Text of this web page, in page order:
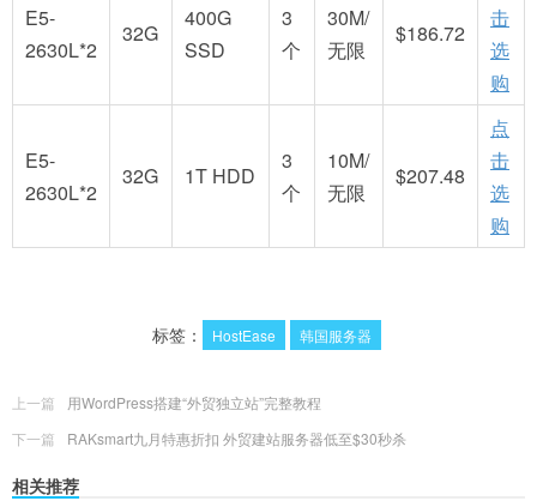
E5-
2630L*2
32G
400G
SSD
3
个
30M/
无限
$186.72
击
选
购
E5-
2630L*2
32G 1T HDD
3
个
10M/
无限
$207.48
点
击
选
购
标签： HostEase 韩国服务器
上一篇
用WordPress搭建“外贸独立站”完整教程
下一篇
RAKsmart九月特惠折扣 外贸建站服务器低至$30秒杀
相关推荐